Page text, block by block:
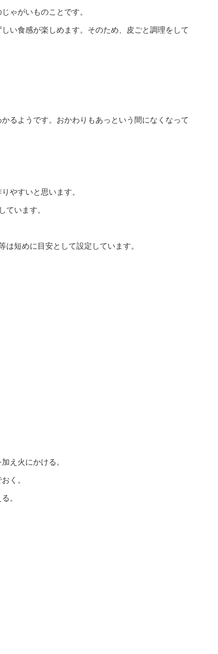
ゃがいものことです。
い食感が楽しめます。そのため、皮ごと調理をして
るようです。おかわりもあっという間になくなって
やすいと思います。
ています。
短めに目安として設定しています。
え火にかける。
く。
。